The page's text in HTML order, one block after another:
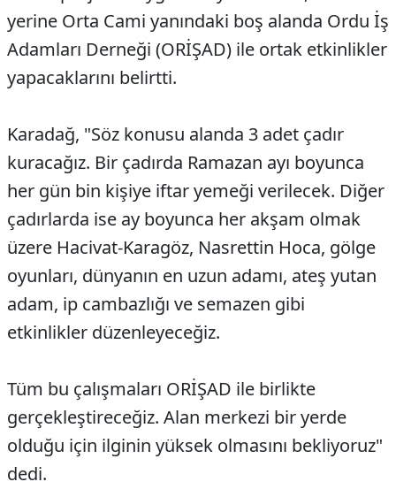
yerine Orta Cami yanındaki boş alanda Ordu İş
Adamları Derneği (ORİŞAD) ile ortak etkinlikler
yapacaklarını belirtti.
Karadağ, "Söz konusu alanda 3 adet çadır
kuracağız. Bir çadırda Ramazan ayı boyunca
her gün bin kişiye iftar yemeği verilecek. Diğer
çadırlarda ise ay boyunca her akşam olmak
üzere Hacivat-Karagöz, Nasrettin Hoca, gölge
oyunları, dünyanın en uzun adamı, ateş yutan
adam, ip cambazlığı ve semazen gibi
etkinlikler düzenleyeceğiz.
Tüm bu çalışmaları ORİŞAD ile birlikte
gerçekleştireceğiz. Alan merkezi bir yerde
olduğu için ilginin yüksek olmasını bekliyoruz"
dedi.